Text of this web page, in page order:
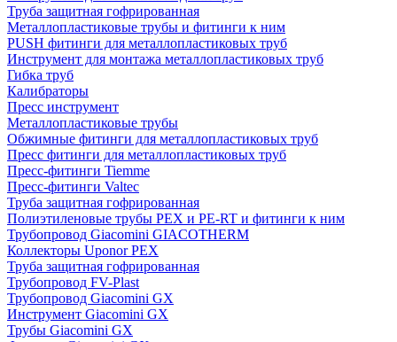
Труба защитная гофрированная
Металлопластиковые трубы и фитинги к ним
PUSH фитинги для металлопластиковых труб
Инструмент для монтажа металлопластиковых труб
Гибка труб
Калибраторы
Пресс инструмент
Металлопластиковые трубы
Обжимные фитинги для металлопластиковых труб
Пресс фитинги для металлопластиковых труб
Пресс-фитинги Tiemme
Пресс-фитинги Valtec
Труба защитная гофрированная
Полиэтиленовые трубы PEX и PE-RT и фитинги к ним
Трубопровод Giacomini GIACOTHERM
Коллекторы Uponor PEX
Труба защитная гофрированная
Трубопровод FV-Plast
Трубопровод Giacomini GX
Инструмент Giacomini GX
Трубы Giacomini GX